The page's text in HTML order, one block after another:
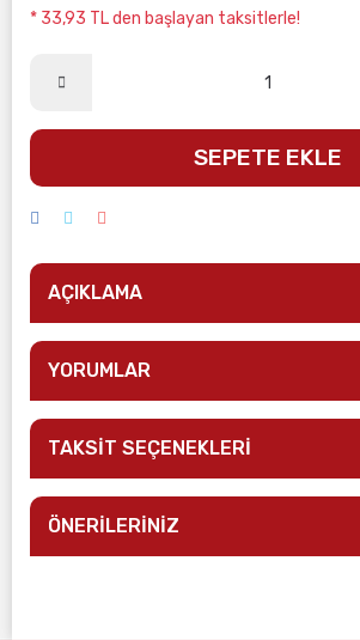
* 33,93 TL den başlayan taksitlerle!
SEPETE EKLE
AÇIKLAMA
YORUMLAR
TAKSİT SEÇENEKLERİ
ÖNERİLERİNİZ